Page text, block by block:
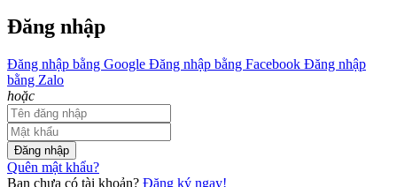
Đăng nhập
Đăng nhập bằng Google Đăng nhập bằng Facebook Đăng nhập
bằng Zalo
hoặc
Đăng nhập
Quên mật khẩu?
Bạn chưa có tài khoản? Đăng ký ngay!